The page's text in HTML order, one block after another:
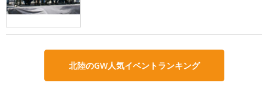
北陸のGW人気イベントランキング